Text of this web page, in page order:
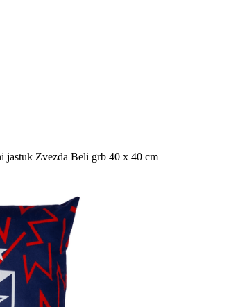
jastuk Zvezda Beli grb 40 x 40 cm